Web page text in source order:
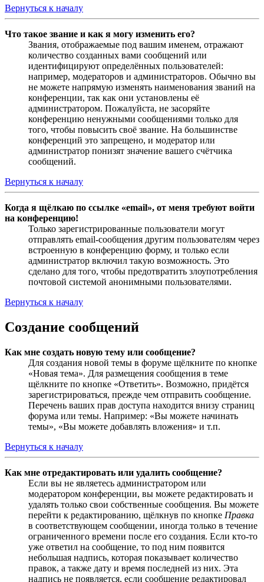
Вернуться к началу
Что такое звание и как я могу изменить его?
Звания, отображаемые под вашим именем, отражают
количество созданных вами сообщений или
идентифицируют определённых пользователей:
например, модераторов и администраторов. Обычно вы
не можете напрямую изменять наименования званий на
конференции, так как они установлены её
администратором. Пожалуйста, не засоряйте
конференцию ненужными сообщениями только для
того, чтобы повысить своё звание. На большинстве
конференций это запрещено, и модератор или
администратор понизят значение вашего счётчика
сообщений.
Вернуться к началу
Когда я щёлкаю по ссылке «email», от меня требуют войти
на конференцию!
Только зарегистрированные пользователи могут
отправлять email-сообщения другим пользователям через
встроенную в конференцию форму, и только если
администратор включил такую возможность. Это
сделано для того, чтобы предотвратить злоупотребления
почтовой системой анонимными пользователями.
Вернуться к началу
Создание сообщений
Как мне создать новую тему или сообщение?
Для создания новой темы в форуме щёлкните по кнопке
«Новая тема». Для размещения сообщения в теме
щёлкните по кнопке «Ответить». Возможно, придётся
зарегистрироваться, прежде чем отправить сообщение.
Перечень ваших прав доступа находится внизу страниц
форума или темы. Например: «Вы можете начинать
темы», «Вы можете добавлять вложения» и т.п.
Вернуться к началу
Как мне отредактировать или удалить сообщение?
Если вы не являетесь администратором или
модератором конференции, вы можете редактировать и
удалять только свои собственные сообщения. Вы можете
перейти к редактированию, щёлкнув по кнопке Правка
в соответствующем сообщении, иногда только в течение
ограниченного времени после его создания. Если кто-то
уже ответил на сообщение, то под ним появится
небольшая надпись, которая показывает количество
правок, а также дату и время последней из них. Эта
надпись не появляется, если сообщение редактировал